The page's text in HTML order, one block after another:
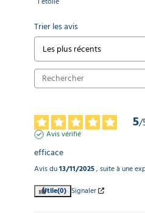
Trier les avis
5/
Avis vérifié
efficace
Avis du13/11/2025, suite à une
Utile(0) Signaler